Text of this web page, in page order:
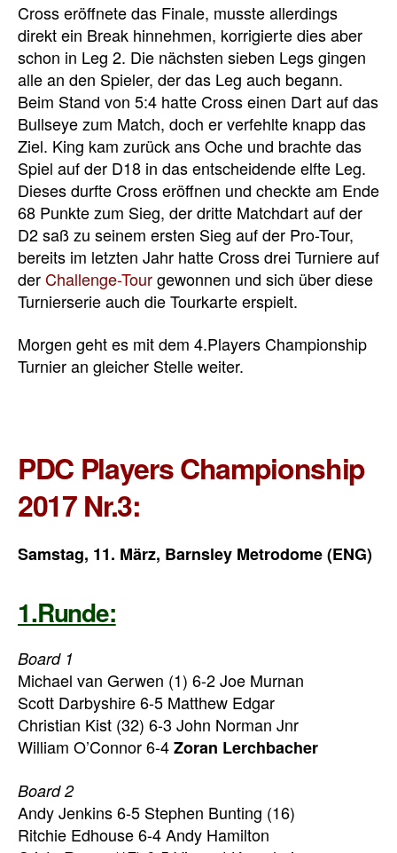
Cross eröffnete das Finale, musste allerdings
direkt ein Break hinnehmen, korrigierte dies aber
schon in Leg 2. Die nächsten sieben Legs gingen
alle an den Spieler, der das Leg auch begann.
Beim Stand von 5:4 hatte Cross einen Dart auf das
Bullseye zum Match, doch er verfehlte knapp das
Ziel. King kam zurück ans Oche und brachte das
Spiel auf der D18 in das entscheidende elfte Leg.
Dieses durfte Cross eröffnen und checkte am Ende
68 Punkte zum Sieg, der dritte Matchdart auf der
D2 saß zu seinem ersten Sieg auf der Pro-Tour,
bereits im letzten Jahr hatte Cross drei Turniere auf
derChallenge-Tourgewonnen und sich über diese
Turnierserie auch die Tourkarte erspielt.
Morgen geht es mit dem 4.Players Championship
Turnier an gleicher Stelle weiter.
PDC Players Championship
2017 Nr.3:
Samstag, 11. März, Barnsley Metrodome (ENG)
1.Runde:
Board 1
Michael van Gerwen (1) 6-2 Joe Murnan
Scott Darbyshire 6-5 Matthew Edgar
Christian Kist (32) 6-3 John Norman Jnr
William O’Connor 6-4Zoran Lerchbacher
Board 2
Andy Jenkins 6-5 Stephen Bunting (16)
Ritchie Edhouse 6-4 Andy Hamilton